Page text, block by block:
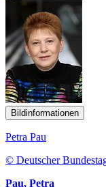
Bildinformationen
Petra Pau
© Deutscher
Pau, Petra